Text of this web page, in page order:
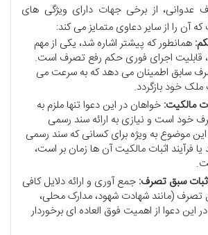
از برخی جهات دارای ویژگی های
آن را از سایر دعاوی متمایز می کند:
همانطور که پیشتر اشاره شد، یکی از مهم
قابلیت اجرای فوری حکم رفع تصرف است.
سابق اطمینان می دهد که به سرعت می
خود بازگردد.
مالکیت: خواهان در این دعوا تنها ملزم به
خود است و نیازی به ارائه سند رسمی
این موضوع به ویژه برای کسانی که سند رسمی
فرآیند اثبات مالکیت آن ها زمان بر است،
سبق تصرف: جمع آوری و ارائه دلایل کافی
تصرف (مانند شهادت شهود، مدارک محلی،
دعوا از اهمیت فوق العاده ای برخوردار